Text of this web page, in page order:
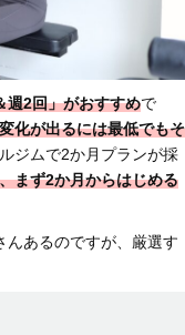
週2回」がおすすめで
化が出るには最低でもそ
ジムで2か月プランが採
まず2か月からはじめる
んあるのですが、厳選す